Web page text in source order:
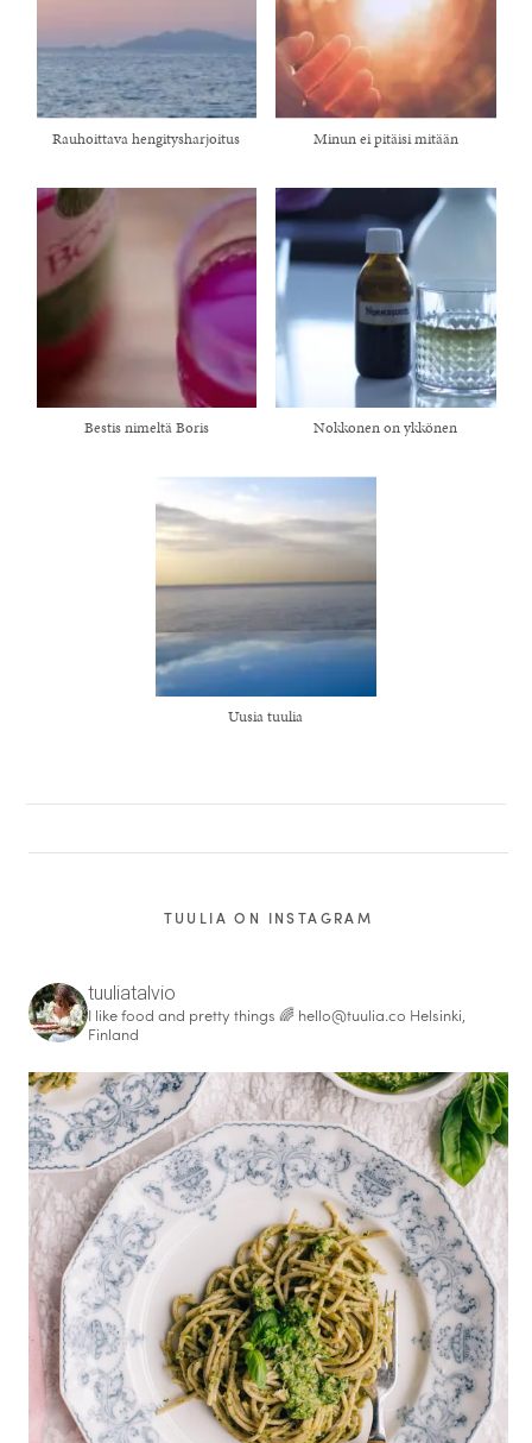
Rauhoittava hengitysharjoitus Minun ei pitäisi mitään
Bestis nimeltä Boris Nokkonen on ykkönen
Uusia tuulia
TUULIA ON INSTAGRAM
tuuliatalvio
I like food and pretty things 🌈 hello@tuulia.co Helsinki,
Finland